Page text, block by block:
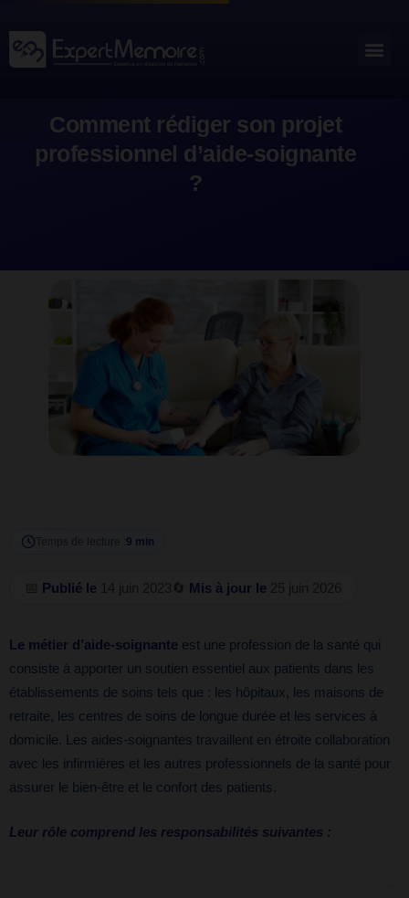
au
contenu
Comment rédiger son projet
professionnel d’aide-soignante
?
Temps de lecture : 9 min
Publié le 14 juin 2023 🔄 Mis à jour le 25 juin 2026
Le métier d’aide-soignante est une profession de la santé qui
consiste à apporter un soutien essentiel aux patients dans les
établissements de soins tels que : les hôpitaux, les maisons de
retraite, les centres de soins de longue durée et les services à
domicile. Les aides-soignantes travaillent en étroite collaboration
avec les infirmières et les autres professionnels de la santé pour
assurer le bien-être et le confort des patients.
Leur rôle comprend les responsabilités suivantes :